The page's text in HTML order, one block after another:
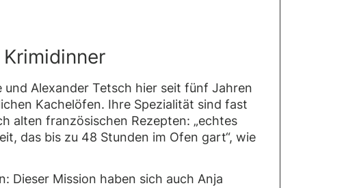
Alexander Tetsch hier seit fünf Jahren
Kachelöfen. Ihre Spezialität sind fast
alten französischen Rezepten: „echtes
das bis zu 48 Stunden im Ofen gart“, wie
Dieser Mission haben sich auch Anja